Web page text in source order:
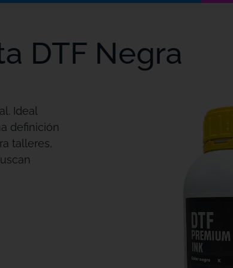
DTF Negra
Ideal
definición
talleres,